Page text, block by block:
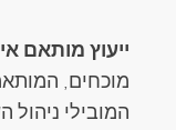
ייעוץ מותאם
מוכחים,
המובילי ניהול